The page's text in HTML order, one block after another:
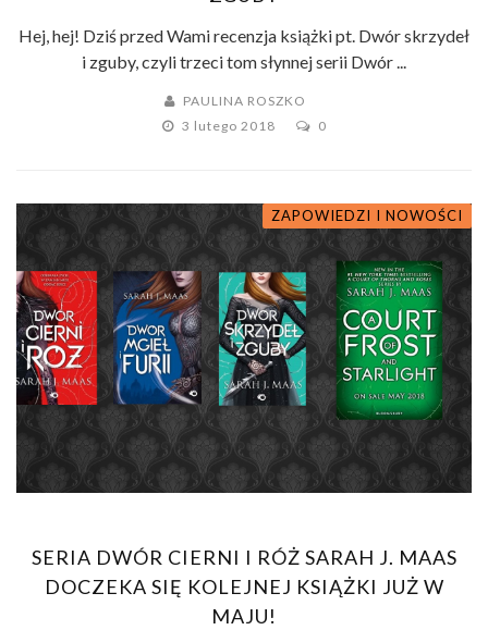
Hej, hej! Dziś przed Wami recenzja książki pt. Dwór skrzydeł
i zguby, czyli trzeci tom słynnej serii Dwór ...
PAULINA ROSZKO
3 lutego 2018
0
ZAPOWIEDZI I NOWOŚCI
SERIA DWÓR CIERNI I RÓŻ SARAH J. MAAS
DOCZEKA SIĘ KOLEJNEJ KSIĄŻKI JUŻ W
MAJU!